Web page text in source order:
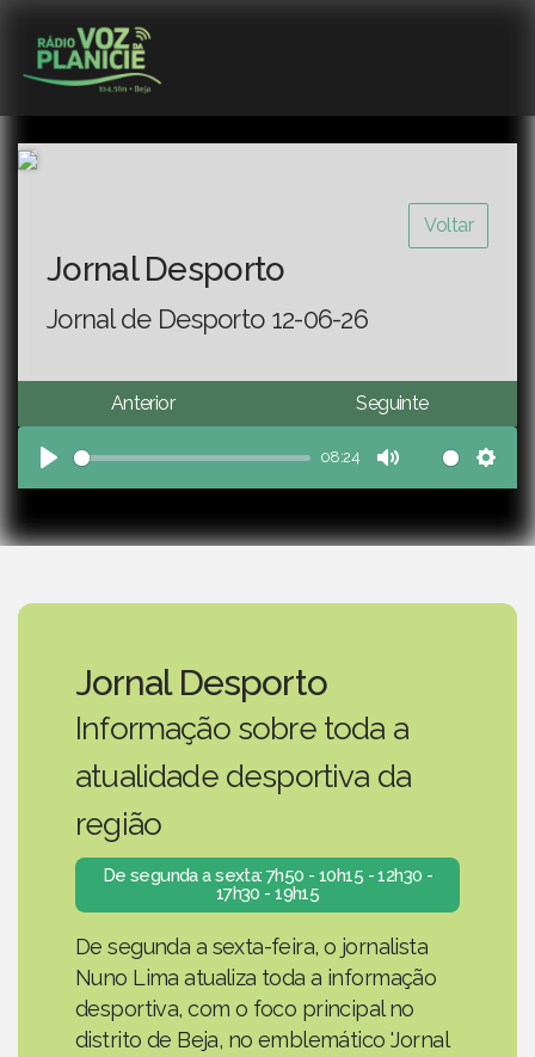
Voltar
Jornal Desporto
Jornal de Desporto 12-06-26
Anterior Seguinte
Play
08:24
Mute
Jornal Desporto
Informação sobre toda a
atualidade desportiva da
região
De segunda a sexta: 7h50 - 10h15 - 12h30 -
17h30 - 19h15
De segunda a sexta-feira, o jornalista
Nuno Lima atualiza toda a informação
desportiva, com o foco principal no
distrito de Beja, no emblemático 'Jornal